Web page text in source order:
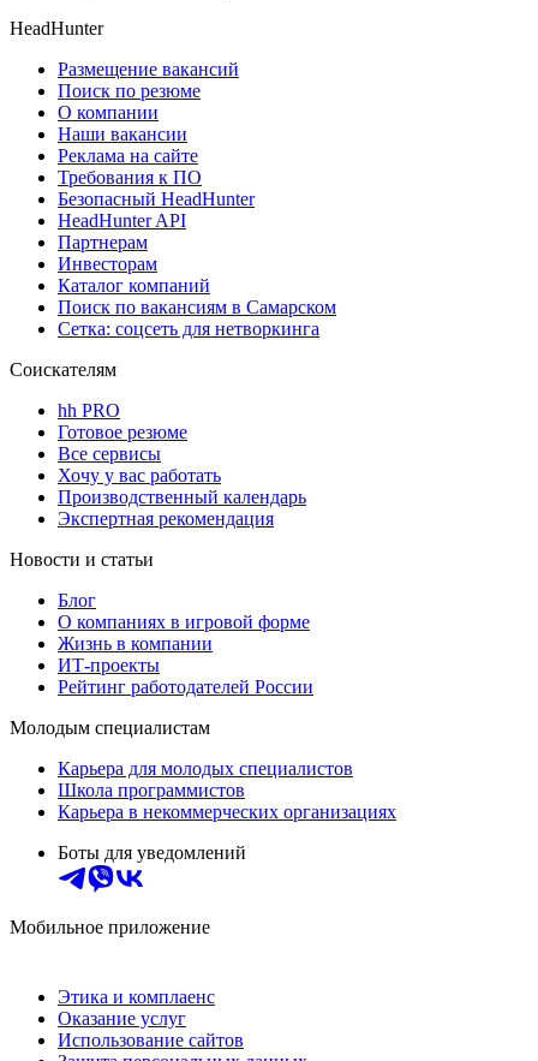
HeadHunter
Размещение вакансий
Поиск по резюме
О компании
Наши вакансии
Реклама на сайте
Требования к ПО
Безопасный HeadHunter
HeadHunter API
Партнерам
Инвесторам
Каталог компаний
Поиск по вакансиям в Самарском
Сетка: соцсеть для нетворкинга
Соискателям
hh PRO
Готовое резюме
Все сервисы
Хочу у вас работать
Производственный календарь
Экспертная рекомендация
Новости и статьи
Блог
О компаниях в игровой форме
Жизнь в компании
ИТ-проекты
Рейтинг работодателей России
Молодым специалистам
Карьера для молодых специалистов
Школа программистов
Карьера в некоммерческих организациях
Боты для уведомлений
Мобильное приложение
Этика и комплаенс
Оказание услуг
Использование сайтов